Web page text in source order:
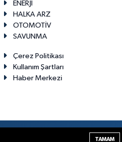
ENERJİ
HALKA ARZ
OTOMOTİV
SAVUNMA
Çerez Politikası
Kullanım Şartları
Haber Merkezi
TE Bilişim
TAMAM